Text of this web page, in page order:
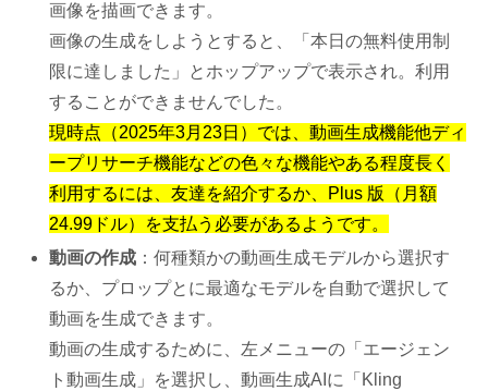
画像を描画できます。
画像の生成をしようとすると、「本日の無料使用制
限に達しました」とホップアップで表示され。利用
することができませんでした。
現時点（2025年3月23日）では、動画生成機能他ディ
ープリサーチ機能などの色々な機能やある程度長く
利用するには、友達を紹介するか、Plus 版（月額
24.99ドル）を支払う必要があるようです。
動画の作成 ：何種類かの動画生成モデルから選択す
るか、プロップとに最適なモデルを自動で選択して
動画を生成できます。
動画の生成するために、左メニューの「エージェン
ト動画生成」を選択し、動画生成AIに「Kling